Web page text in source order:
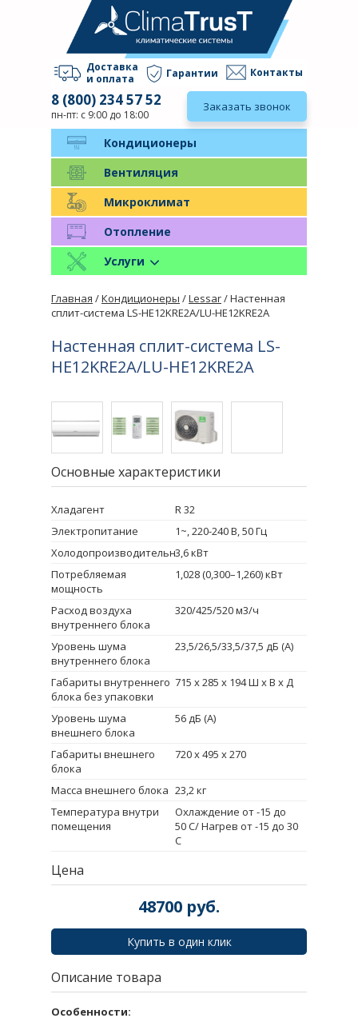
Доставка
и оплата
Гарантии Контакты
8 (800) 234 57 52
пн-пт: с 9:00 до 18:00
Заказать звонок
Кондиционеры
Вентиляция
Микроклимат
Отопление
Услуги
Главная /Кондиционеры /Lessar/ Настенная
сплит-система LS-HE12KRE2A/LU-HE12KRE2A
Настенная сплит-система LS-
HE12KRE2A/LU-HE12KRE2A
Основные характеристики
Хладагент
R 32
Электропитание
1~, 220-240 В, 50 Гц
Холодопроизводительность
3,6 кВт
Потребляемая
мощность
1,028 (0,300–1,260) кВт
Расход воздуха
внутреннего блока
320/425/520 м3/ч
Уровень шума
внутреннего блока
23,5/26,5/33,5/37,5 дБ (А)
Габариты внутреннего
блока без упаковки
715 x 285 x 194 Ш х В х Д
Уровень шума
внешнего блока
56 дБ (А)
Габариты внешнего
блока
720 x 495 x 270
Масса внешнего блока 23,2 кг
Температура внутри
помещения
Охлаждение от -15 до
50 С/ Нагрев от -15 до 30
С
Цена
48700 руб.
Купить в один клик
Описание товара
Особенности: